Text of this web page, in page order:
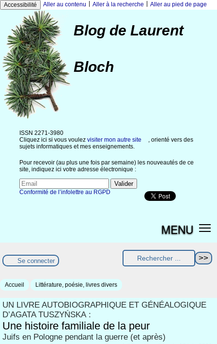
Accessibilité Aller au contenu Aller à la recherche Aller au pied de page
Blog de Laurent
Bloch
ISSN 2271-3980
Cliquez ici si vous voulez visiter mon autre site
, orienté vers des
sujets informatiques et mes enseignements.
Pour recevoir (au plus une fois par semaine) les nouveautés de ce
site, indiquez ici votre adresse électronique :
Conformité de l’infolettre au RGPD
MENU
Se connecter
Accueil Littérature, poésie, livres divers
UN LIVRE AUTOBIOGRAPHIQUE ET GÉNÉALOGIQUE
D’AGATA TUSZYŃSKA :
Une histoire familiale de la peur
Juifs en Pologne pendant la guerre (et après)